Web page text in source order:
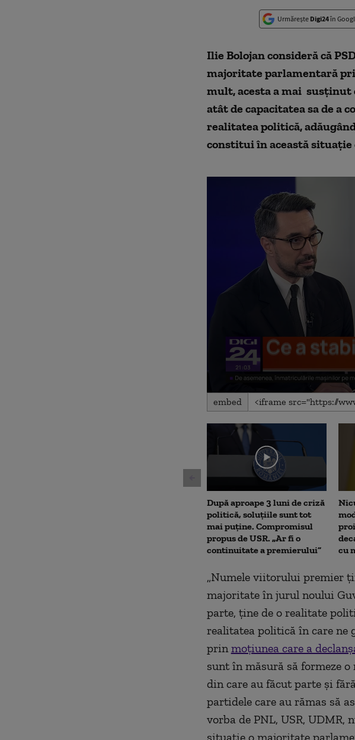
Urmărește Digi24în
Ilie Bolojan consideră că
majoritate parlamentară
mult, acesta a mai
atât de capacitatea sa de a
realitatea politică,
constitui în această
0
seconds
4
minutes,
secondsVolume
embed
După aproape 3 luni de criză
politică, soluțiile sunt tot
mai puține. Compromisul
propus de USR. „Ar fi o
continuitate a premierului”
cu
„Numele viitorului premier
majoritate în jurul noului
parte, ține de o realitate
realitatea politică în care ne
prin moțiunea care a
sunt în măsură să formeze
din care au făcut parte și
partidele care au rămas să
vorba de PNL, USR, UDMR,
situație o majoritate